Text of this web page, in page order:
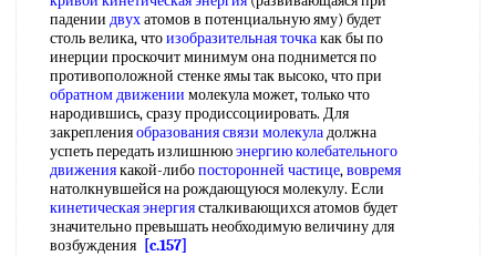
падении двухатомов в потенциальную яму) будет
столь велика, чтоизобразительная точкакак бы по
инерции проскочит минимум она поднимется по
противоположной стенке ямы так высоко, что при
обратном движении молекула может, только что
народившись, сразу продиссоциировать. Для
закрепленияобразования связи молекуладолжна
успеть передать излишнююэнергию колебательного
движениякакой-либопосторонней частице,вовремя
натолкнувшейся на рождающуюся молекулу. Если
кинетическая энергиясталкивающихся атомов будет
значительно превышать необходимую величину для
возбуждения [c.157]